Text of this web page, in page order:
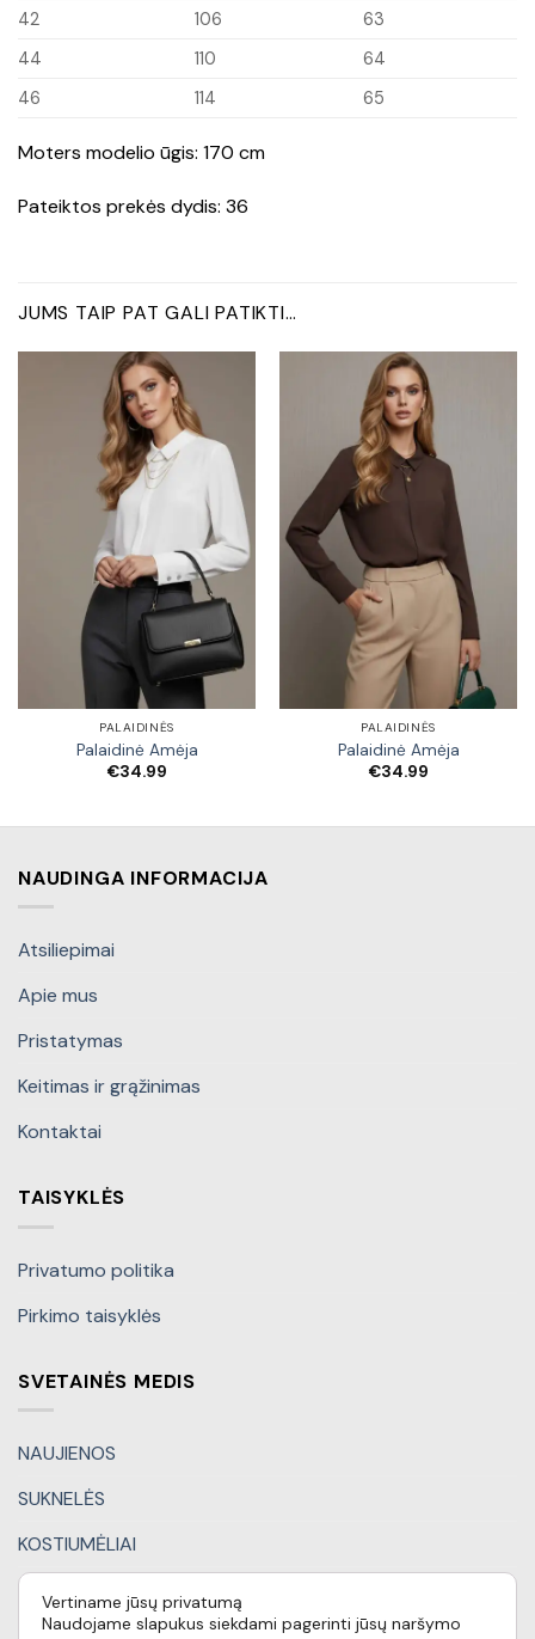
42
106
63
44
110
64
46
114 65
Moters modelio ūgis: 170 cm
Pateiktos prekės dydis: 36
JUMS TAIP PAT GALI PATIKTI…
PALAIDINĖS
Palaidinė Amėja
€34.99
PALAIDINĖS
Palaidinė Amėja
€34.99
NAUDINGA INFORMACIJA
Atsiliepimai
Apie mus
Pristatymas
Keitimas ir grąžinimas
Kontaktai
TAISYKLĖS
Privatumo politika
Pirkimo taisyklės
SVETAINĖS MEDIS
NAUJIENOS
SUKNELĖS
KOSTIUMĖLIAI
KITI DRABUŽIAI
Vertiname jūsų privatumą
Naudojame slapukus siekdami pagerinti jūsų naršymo